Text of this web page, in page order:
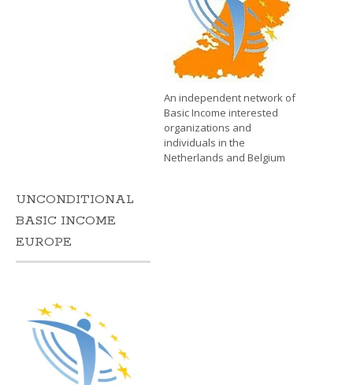
An independent network of
Basic Income interested
organizations and
individuals in the
Netherlands and Belgium
UNCONDITIONAL
BASIC INCOME
EUROPE